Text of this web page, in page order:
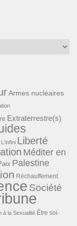
Armes nucléaires
Extraterrestre(s)
L'infini Liberté
Méditer en
Palestine
Réchauffement
Société
à la Sexualité Être soi-